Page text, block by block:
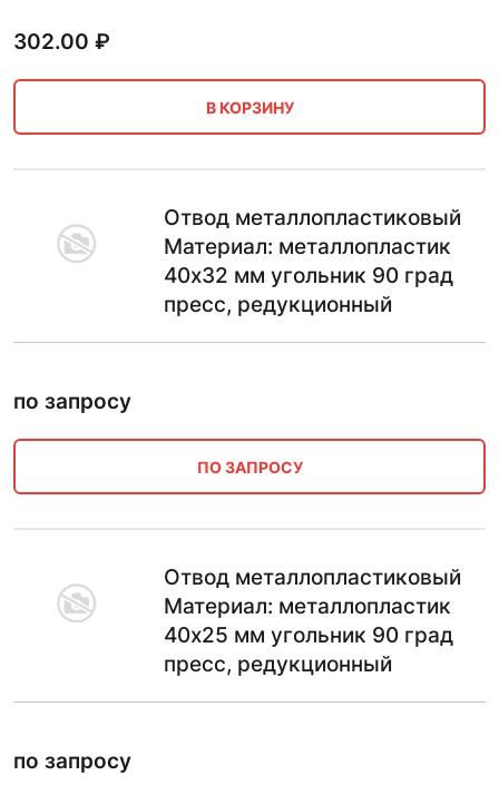
302.00 ₽
В КОРЗИНУ
Отвод металлопластиковый
Материал: металлопластик
40х32 мм угольник 90 град
пресс, редукционный
по запросу
ПО ЗАПРОСУ
Отвод металлопластиковый
Материал: металлопластик
40х25 мм угольник 90 град
пресс, редукционный
по запросу